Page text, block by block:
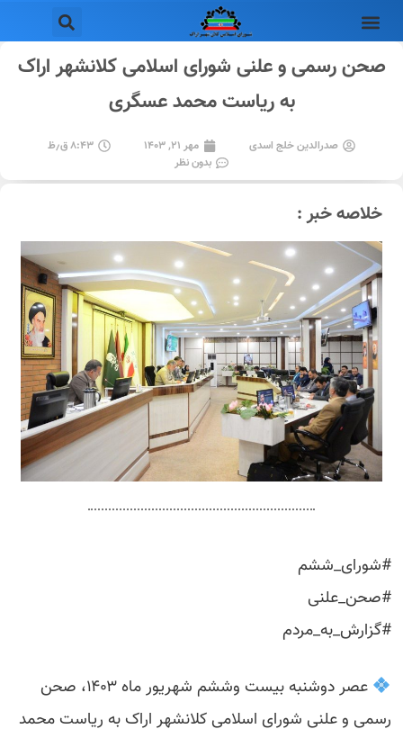
صحن رسمی و علنی شورای اسلامی کلانشهر اراک
به ریاست محمد عسگری
صدرالدین خلج اسدی مهر ۲۱, ۱۴۰۳
۸:۴۳ ق٫ظ
بدون نظر
خلاصه خبر :
#شورای_ششم
#صحن_علنی
#گزارش_به_مردم
عصر دوشنبه بیست وششم شهریور ماه ۱۴۰۳، صحن
رسمی و علنی شورای اسلامی کلانشهر اراک به ریاست محمد